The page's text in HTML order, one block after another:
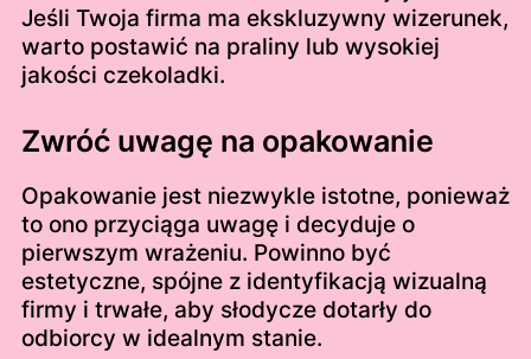
Jeśli Twoja firma ma ekskluzywny wizerunek,
warto postawić na praliny lub wysokiej
jakości czekoladki.
Zwróć uwagę na opakowanie
Opakowanie jest niezwykle istotne, ponieważ
to ono przyciąga uwagę i decyduje o
pierwszym wrażeniu. Powinno być
estetyczne, spójne z identyfikacją wizualną
firmy i trwałe, aby słodycze dotarły do
odbiorcy w idealnym stanie.